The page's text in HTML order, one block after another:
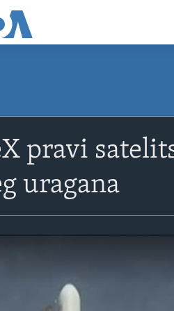
pravi
uragana